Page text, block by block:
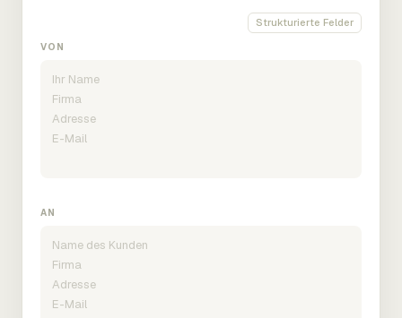
Strukturierte Felder
VON
AN